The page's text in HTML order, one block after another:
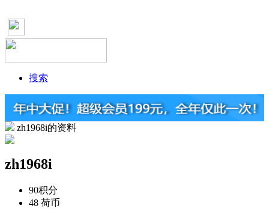
搜索
zh1968i的资料
zh1968i
90积分
48 荷币